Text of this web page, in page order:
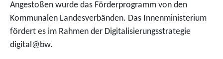
Angestoßen wurde das Förderprogramm von den
Kommunalen Landesverbänden. Das Innenministerium
fördert es im Rahmen der Digitalisierungsstrategie
digital@bw.